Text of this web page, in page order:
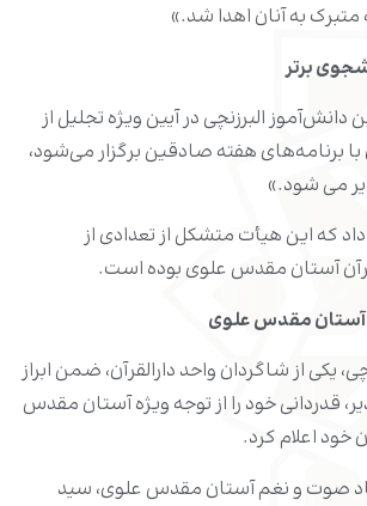
به آنان اهدا شد.»
برتر
البرزنچی در آیین ویژه تجلیل از
برنامه‌های هفته صادقین برگزار می‌شود،
می شود.»
که این هیأت متشکل از تعدادی از
آستان مقدس علوی بوده است.
آستان مقدس علوی
یکی از شاگردان واحد دارالقرآن‌، ضمن ابراز
قدردانی خود را از توجه ویژه آستان مقدس
خود اعلام کرد.
صوت و نغم آستان مقدس علوی، سید